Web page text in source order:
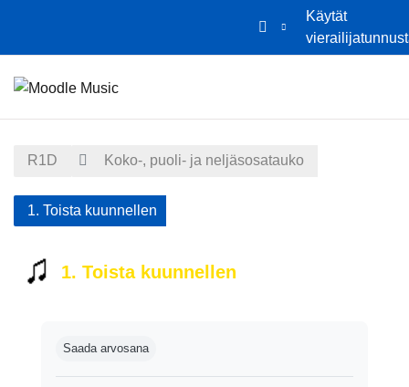
Käytät
R1D Koko-, puoli- ja neljäsosatauko
1. Toista kuunnellen
1. Toista kuunnellen
Saada arvosana